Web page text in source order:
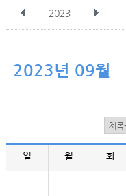
2023
12월
2023년 09월
일 월 화